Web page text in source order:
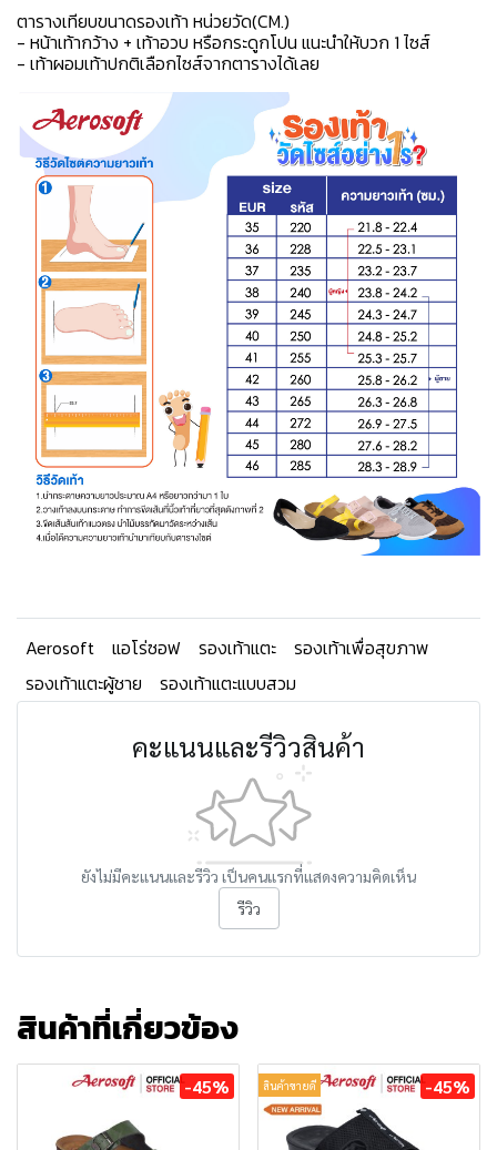
ตารางเทียบขนาดรองเท้า หน่วยวัด(CM.)
- หน้าเท้ากว้าง + เท้าอวบ หรือกระดูกโปน แนะนำให้บวก 1 ไซส์
- เท้าผอมเท้าปกติเลือกไซส์จากตารางได้เลย
Aerosoft แอโร่ซอฟ รองเท้าแตะ
รองเท้าเพื่อสุขภาพ
รองเท้าแตะผู้ชาย
รองเท้าแตะแบบสวม
คะแนนและรีวิวสินค้า
ยังไม่มีคะแนนและรีวิว เป็นคนแรกที่แสดงความคิดเห็น
รีวิว
สินค้าที่เกี่ยวข้อง
-45% สินค้าขายดี -45%